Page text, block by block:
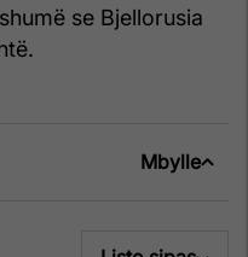
se Bjellorusia
Mbylle